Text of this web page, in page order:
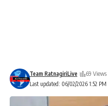
Last updated: 06/02/2026 1:52 PM
Team RatnagiriLive 69 Views